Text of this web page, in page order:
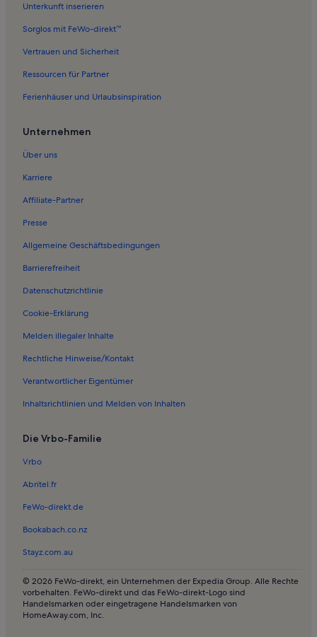
Ferienwohnungen in Vaschvitz
Ferienwohnungen in Kammin
Ferienwohnungen in Schwarbe
Ferienwohnungen in Bakenberg
Ferienwohnungen in Tribbevitz
Ferienwohnungen in Neddesitz
Ferienwohnungen in Gnies
Ferienwohnungen in Neuhof
Ferienwohnungen in Vitte
Ferienwohnungen in Juliusruh
Ferienwohnungen in Goor
Ferienwohnungen in Kloster
Ferienwohnungen in Erlebniswelt SPLASH
Ferienwohnungen in Kap Arkona
Ferienwohnungen in Lohme
Ferienwohnungen in Buhrkow
Ferienwohnungen in Goos
Ferienwohnungen in Halbinsel Wittow
Ferienwohnungen in Hiddensee
Ferienwohnungen in Nobbin
Ferienwohnungen in Sassnitz
Unterkunft inserieren
Sorglos mit FeWo-direkt™
Vertrauen und Sicherheit
Ressourcen für Partner
Ferienhäuser und Urlaubsinspiration
Unternehmen
Über uns
Karriere
Affiliate-Partner
Presse
Allgemeine Geschäftsbedingungen
Barrierefreiheit
Datenschutzrichtlinie
Cookie-Erklärung
Melden illegaler Inhalte
Rechtliche Hinweise/Kontakt
Verantwortlicher Eigentümer
Inhaltsrichtlinien und Melden von Inhalten
Die Vrbo-Familie
Vrbo
Abritel.fr
FeWo-direkt.de
Bookabach.co.nz
Stayz.com.au
© 2026 FeWo-direkt, ein Unternehmen der Expedia Group. Alle Rechte
vorbehalten. FeWo-direkt und das FeWo-direkt-Logo sind
Handelsmarken oder eingetragene Handelsmarken von
HomeAway.com, Inc.